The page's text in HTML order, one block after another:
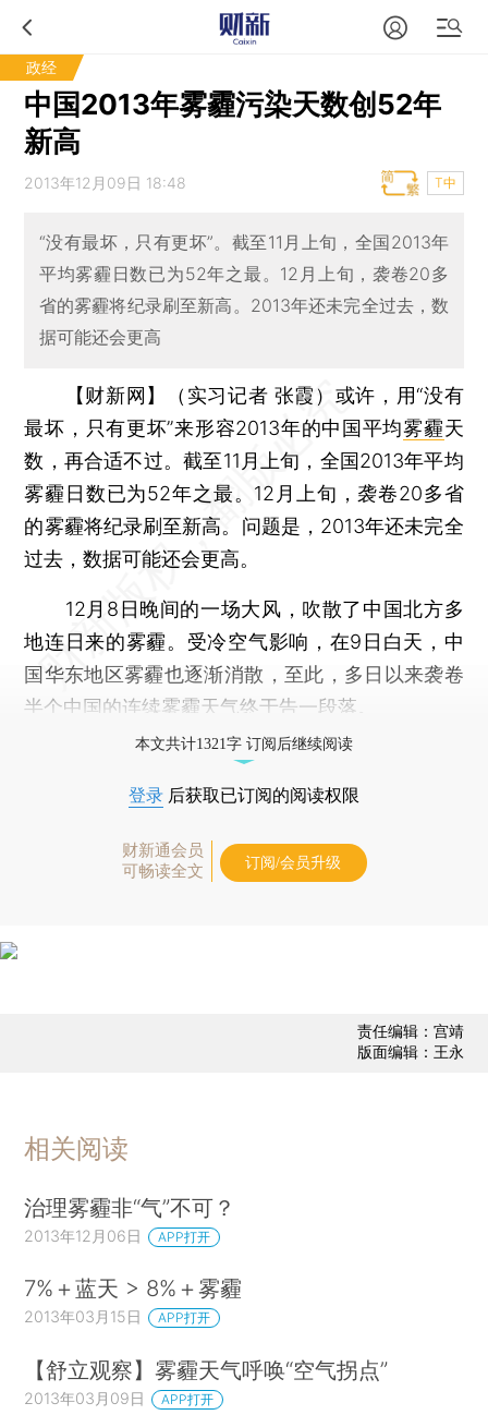
政经
中国2013年雾霾污染天数创52年
新高
2013年12月09日 18:48 T中
“没有最坏，只有更坏”。截至11月上旬，全国2013年
平均雾霾日数已为52年之最。12月上旬，袭卷20多
省的雾霾将纪录刷至新高。2013年还未完全过去，数
据可能还会更高
【财新网】（实习记者 张霞） 或许，用“没有
最坏，只有更坏”来形容2013年的中国平均雾霾天
数，再合适不过。截至11月上旬，全国2013年平均
雾霾日数已为52年之最。12月上旬，袭卷20多省
的雾霾将纪录刷至新高。问题是，2013年还未完全
过去，数据可能还会更高。
12月8日晚间的一场大风，吹散了中国北方多
地连日来的雾霾。受冷空气影响，在9日白天，中
国华东地区雾霾也逐渐消散，至此，多日以来袭卷
半个中国的连续雾霾天气终于告一段落。
本文共计1321字 订阅后继续阅读
登录 后获取已订阅的阅读权限
财新通会员
可畅读全文
订阅/会员升级
责任编辑：宫靖
版面编辑：王永
相关阅读
治理雾霾非“气”不可？
2013年12月06日 APP打开
7%＋蓝天 > 8%＋雾霾
2013年03月15日 APP打开
【舒立观察】雾霾天气呼唤“空气拐点”
2013年03月09日 APP打开